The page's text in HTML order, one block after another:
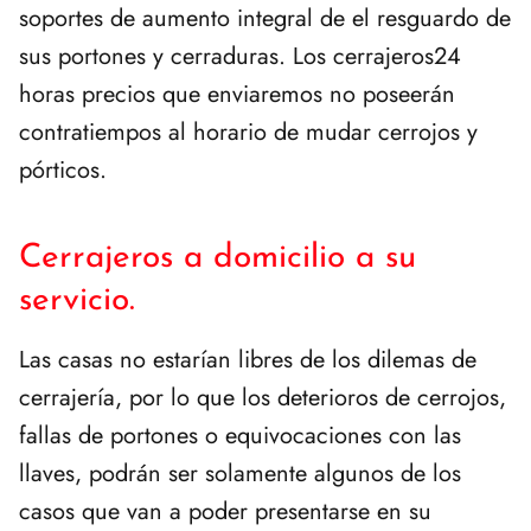
soportes de aumento integral de el resguardo de
sus portones y cerraduras. Los cerrajeros24
horas precios que enviaremos no poseerán
contratiempos al horario de mudar cerrojos y
pórticos.
Cerrajeros a domicilio a su
servicio.
Las casas no estarían libres de los dilemas de
cerrajería, por lo que los deterioros de cerrojos,
fallas de portones o equivocaciones con las
llaves, podrán ser solamente algunos de los
casos que van a poder presentarse en su